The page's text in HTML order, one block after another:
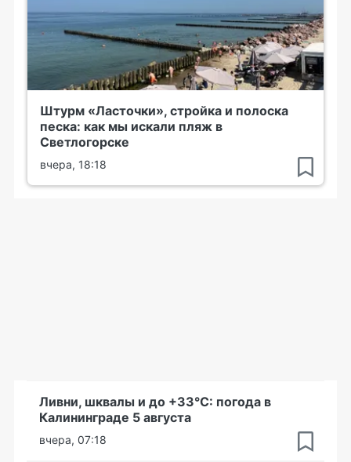
Штурм «Ласточки», стройка и полоска
песка: как мы искали пляж в
Светлогорске
вчера, 18:18
Ливни, шквалы и до +33°С: погода в
Калининграде 5 августа
вчера, 07:18